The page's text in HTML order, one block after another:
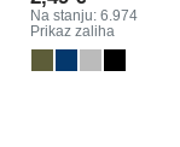
Na stanju: 6.974
Prikaz zaliha